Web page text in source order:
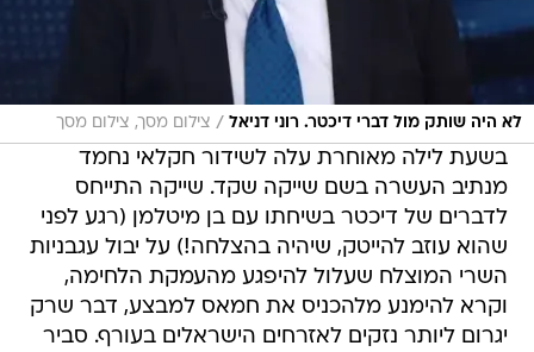
לא היה שותק מול דברי דיכטר. רוני דניאל / צילום מסך, צילום מסך
בשעת לילה מאוחרת עלה לשידור חקלאי נחמד
מנתיב העשרה בשם שייקה שקד. שייקה התייחס
לדברים של דיכטר בשיחתו עם בן מיטלמן (רגע לפני
שהוא עוזב להייטק, שיהיה בהצלחה!) על יבול עגבניות
השרי המוצלח שעלול להיפגע מהעמקת הלחימה,
וקרא להימנע מלהכניס את חמאס למבצע, דבר שרק
יגרום ליותר נזקים לאזרחים הישראלים בעורף. סביר